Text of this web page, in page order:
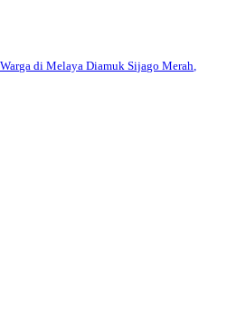
di Melaya Diamuk Sijago Merah,